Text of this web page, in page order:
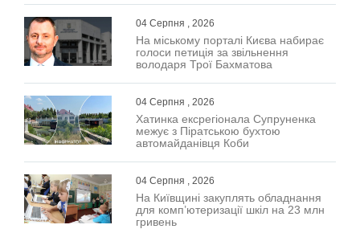
04 Серпня , 2026
На міському порталі Києва набирає
голоси петиція за звільнення
володаря Трої Бахматова
04 Серпня , 2026
Хатинка ексрегіонала Супруненка
межує з Піратською бухтою
автомайданівця Коби
04 Серпня , 2026
На Київщині закуплять обладнання
для комп’ютеризації шкіл на 23 млн
гривень